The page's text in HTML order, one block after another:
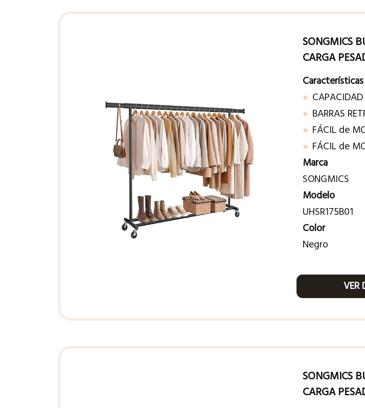
SONGMICS
CARGA
Características
BARRAS
FÁCIL de
FÁCIL de
Marca
SONGMICS
Modelo
UHSR175B01
Color
Negro
VER
SONGMICS
CARGA